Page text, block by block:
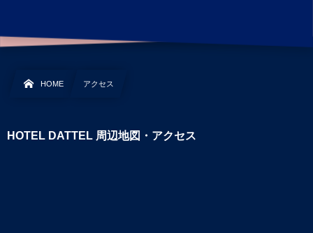
HOME アクセス
HOTEL DATTEL 周辺地図・アクセス